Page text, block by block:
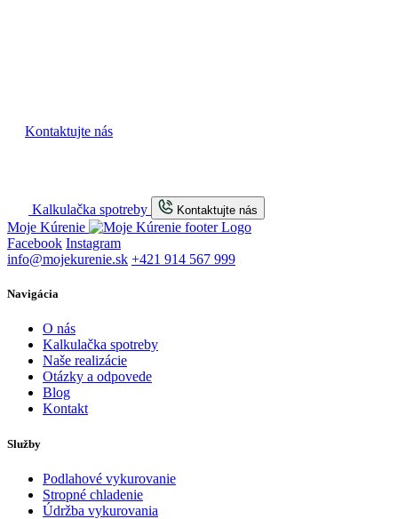
Kontaktujte nás
Kalkulačka spotreby Kontaktujte nás
Moje Kúrenie
Facebook Instagram
info@mojekurenie.sk +421 914 567 999
Navigácia
O nás
Kalkulačka spotreby
Naše realizácie
Otázky a odpovede
Blog
Kontakt
Služby
Podlahové vykurovanie
Stropné chladenie
Údržba vykurovania